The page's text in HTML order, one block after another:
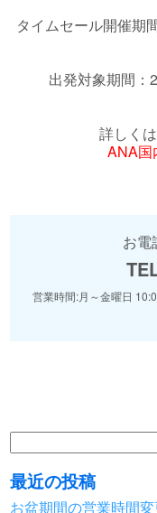
タイムセール開催期
出発対象期間：
詳しく
ANA国
お電
営業時間:月～金曜日
検
索:
最近の投稿
お盆期間の営業時間